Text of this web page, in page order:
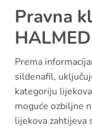
Pravna
Prema
sildenafil,
kategoriju
moguće ozbiljne
lijekova zahtijeva